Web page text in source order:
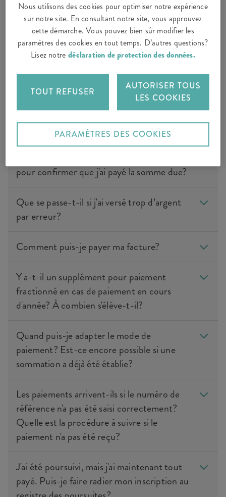
sommation?
Devrai-je payer des frais de sommation
même si mes plaques n'ont pas été retirées?
Faut-il payer des frais de sommation et des
frais forfaitaires pour le retrait des plaques
si le con-trôle des automobiles (CA) a été
informé?
pour confirmer que j'ai payé la somme due?
Que se passe-t-il si j'ai versé trop d’argent
par erreur?
Comment puis-je payer ma facture?
Y a-t-il un supplément pour paiement
fractionné en cas de paiement en cours
d'année? À combien s'élève-t-il?
Quand puis-je adapter le mode de
paiement? Est-ce encore possible si une
sommation a déjà été établie?
Les paiements arrivent-ils si le numéro de
référence n'a pas été saisi correctement?
Quelle est la procédure à suivre si le
paiement n'a pas été reçu?
J'ai été poursuivi, mais j'ai maintenant tout
payé. Puis-je faire radier mon inscription au
Nous utilisons des cookies pour optimiser notre expérience
sur notre site. En consultant notre site, vous approuvez
cette démarche. Vous pouvez bien sûr modifier les
paramètres des cookies en tout temps. D’autres questions?
Lisez notre déclaration de protection des données.
TOUT REFUSER
AUTORISER TOUS
LES COOKIES
PARAMÈTRES DES COOKIES